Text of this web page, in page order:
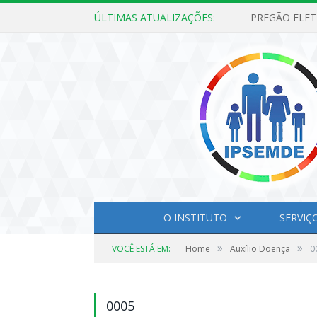
ÚLTIMAS ATUALIZAÇÕES:
O INSTITUTO
VOCÊ ESTÁ EM: Home » Auxílio Doença »
0005